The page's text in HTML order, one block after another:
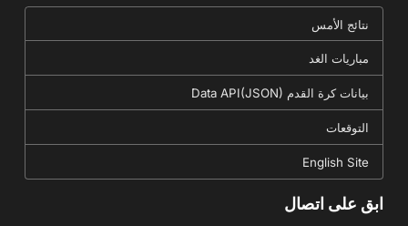
نتائج الأمس
مباريات الغد
بيانات كرة القدم Data API(JSON)
التوقعات
English Site
ابق على اتصال